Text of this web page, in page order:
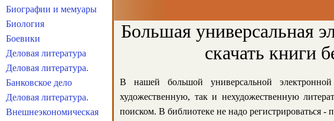
Большая универсальная
скачать книги
В нашей большой универсальной
художественную, так и нехудожественную
поиском. В библиотеке не надо регистрироваться -
Биографии и мемуары
Биология
Боевики
Деловая литература
Деловая литература.
Банковское дело
Деловая литература.
Внешнеэкономическая